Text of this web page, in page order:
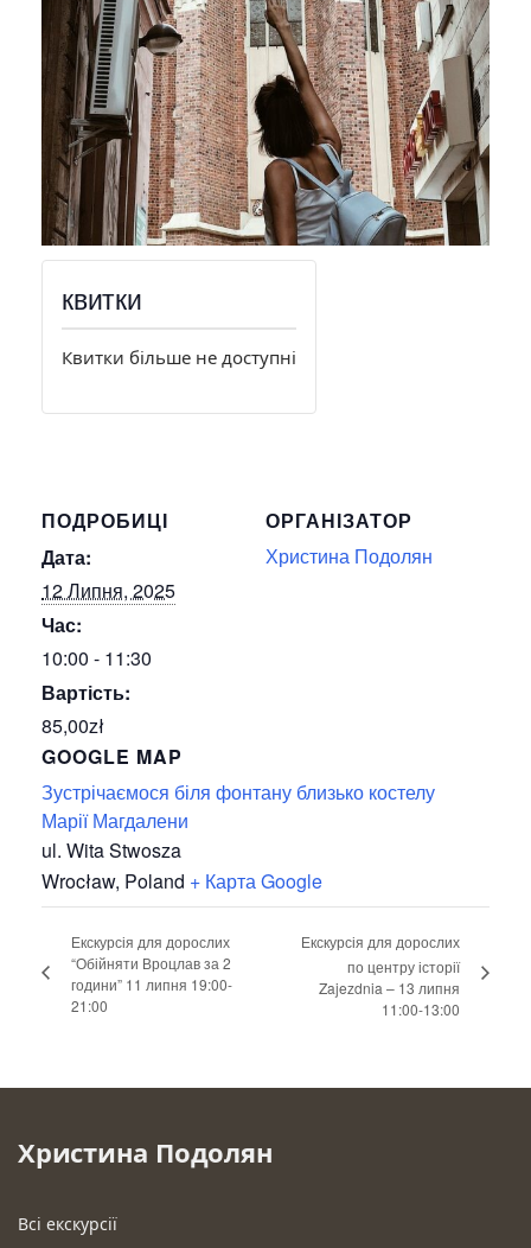
ПОДРОБИЦІ
Дата:
12 Липня, 2025
Час:
10:00 - 11:30
Вартість:
85,00zł
GOOGLE MAP
Зустрічаємося біля фонтану близько костелу
Марії Магдалени
ul. Wita Stwosza
Wrocław, Poland + Карта Google
ОРГАНІЗАТОР
Христина Подолян
квитки
Квитки більше не доступні
Екскурсія для дорослих
“Обійняти Вроцлав за 2
години” 11 липня 19:00-
21:00
Екскурсія для дорослих
по центру історії
Zajezdnia – 13 липня
11:00-13:00
Христина Подолян
Всі екскурсії